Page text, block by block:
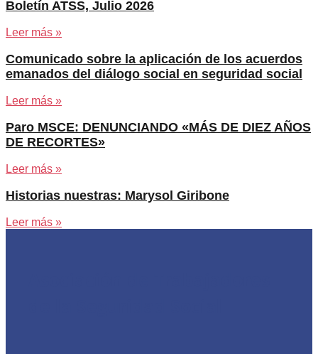
Boletín ATSS, Julio 2026
Leer más »
Comunicado sobre la aplicación de los acuerdos
emanados del diálogo social en seguridad social
Leer más »
Paro MSCE: DENUNCIANDO «MÁS DE DIEZ AÑOS
DE RECORTES»
Leer más »
Historias nuestras: Marysol Giribone
Leer más »